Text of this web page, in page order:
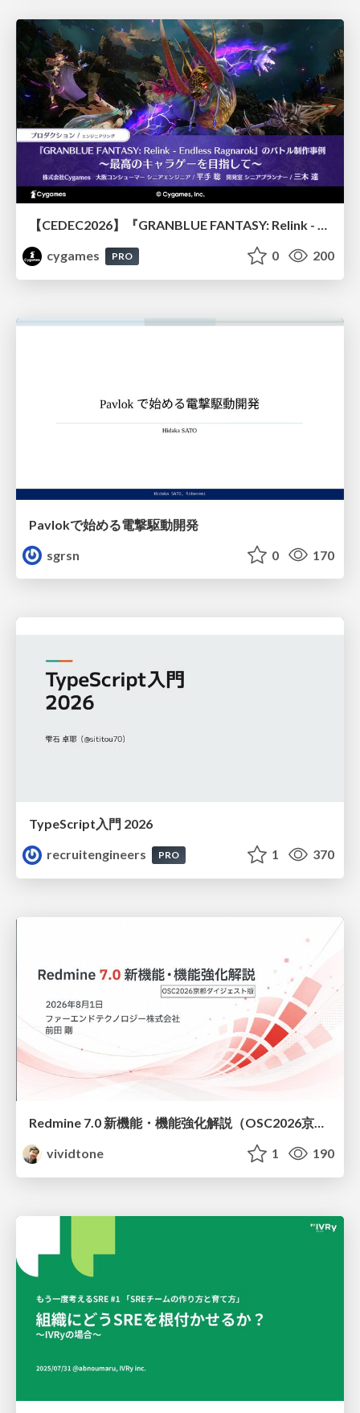
【CEDEC2026】『GRANBLUE FANTASY: Relink - Endless Ragnarok』のバトル制作事例 ～最高のキャラゲーを目指して～
cygames
PRO 0 200
Pavlokで始める電撃駆動開発
sgrsn
0 170
TypeScript入門 2026
recruitengineers
PRO 1 370
Redmine 7.0 新機能・機能強化解説（OSC2026京都ダイジェスト版）
vividtone
1 190